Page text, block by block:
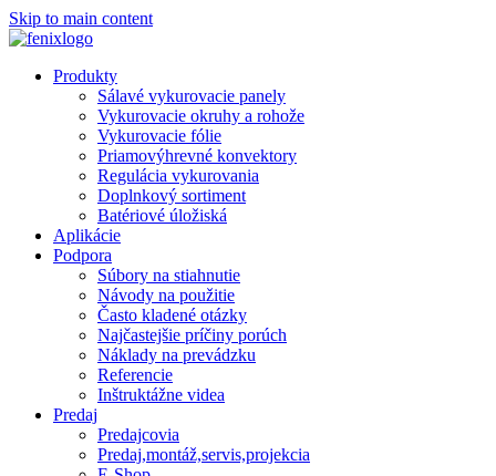
Skip to main content
Produkty
Sálavé vykurovacie panely
Vykurovacie okruhy a rohože
Vykurovacie fólie
Priamovýhrevné konvektory
Regulácia vykurovania
Doplnkový sortiment
Batériové úložiská
Aplikácie
Podpora
Súbory na stiahnutie
Návody na použitie
Často kladené otázky
Najčastejšie príčiny porúch
Náklady na prevádzku
Referencie
Inštruktážne videa
Predaj
Predajcovia
Predaj,montáž,servis,projekcia